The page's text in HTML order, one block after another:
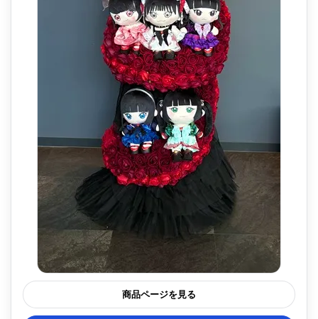
商品ページを見る